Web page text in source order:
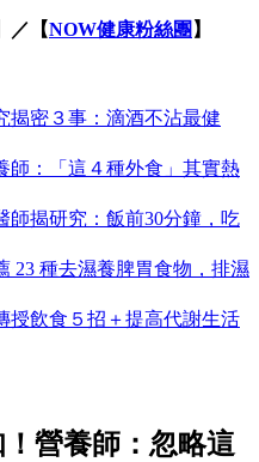
／【NOW健康粉絲團 】
揭密３事：滴酒不沾最健
師：「這４種外食」其實熱
師揭研究：飯前30分鐘，吃
23 種去濕養脾胃食物，排濕
授飲食５招＋提高代謝生活
營養師：忽略這